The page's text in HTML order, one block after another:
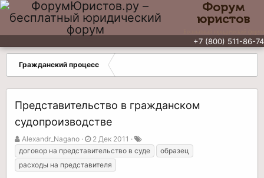
Форум
юристов
+7 (800) 511-86-74
Гражданский процесс
Представительство в гражданском
судопроизводстве
А
в
т
о
Alexandr_Nagano
Д
а
т
а
2 Дек 2011
Т
е
договор на представительство в суде
образец
расходы на представителя